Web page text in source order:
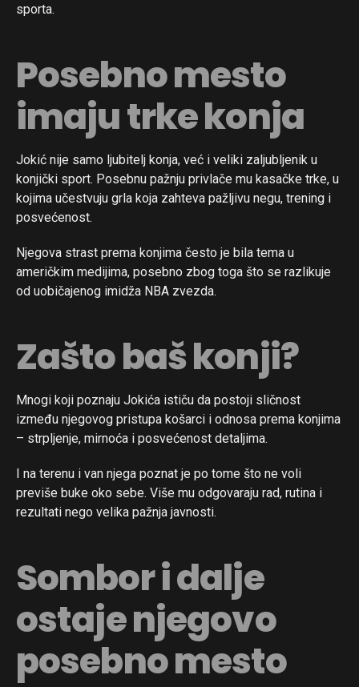
sporta.
Posebno mesto
imaju trke konja
Jokić nije samo ljubitelj konja, već i veliki zaljubljenik u
konjički sport. Posebnu pažnju privlače mu kasačke trke, u
kojima učestvuju grla koja zahteva pažljivu negu, trening i
posvećenost.
Njegova strast prema konjima često je bila tema u
američkim medijima, posebno zbog toga što se razlikuje
od uobičajenog imidža NBA zvezda.
Zašto baš konji?
Mnogi koji poznaju Jokića ističu da postoji sličnost
između njegovog pristupa košarci i odnosa prema konjima
– strpljenje, mirnoća i posvećenost detaljima.
I na terenu i van njega poznat je po tome što ne voli
previše buke oko sebe. Više mu odgovaraju rad, rutina i
rezultati nego velika pažnja javnosti.
Sombor i dalje
ostaje njegovo
posebno mesto